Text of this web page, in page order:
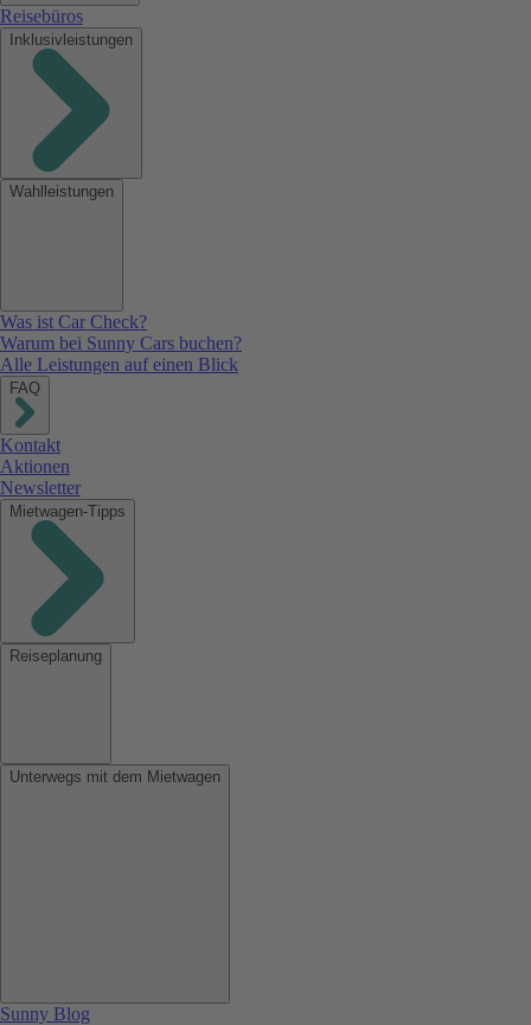
Reisebüros
Inklusivleistungen
Wahlleistungen
Was ist Car Check?
Warum bei Sunny Cars buchen?
Alle Leistungen auf einen Blick
FAQ
Kontakt
Aktionen
Newsletter
Mietwagen-Tipps
Reiseplanung
Unterwegs mit dem Mietwagen
Sunny Blog